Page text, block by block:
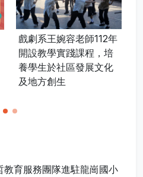
戲劇系王婉容老師112年
開設教學實踐課程，培
養學生於社區發展文化
及地方創生
教育服務團隊進駐龍崗國小